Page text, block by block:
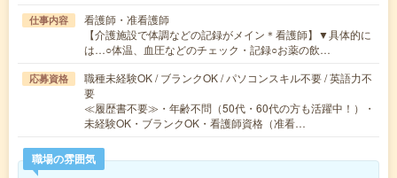
仕事内容
看護師・准看護師
【介護施設で体調などの記録がメイン＊看護師】▼具体的に
は…○体温、血圧などのチェック・記録○お薬の飲…
応募資格
職種未経験OK / ブランクOK / パソコンスキル不要 / 英語力不
要
≪履歴書不要≫・年齢不問（50代・60代の方も活躍中！）・
未経験OK・ブランクOK・看護師資格（准看…
職場の雰囲気